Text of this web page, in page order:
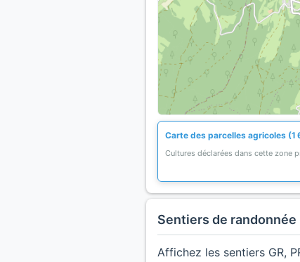
Carte des parcelles agricoles (1
Cultures déclarées dans cette zone
Sentiers de randonnée
Affichez les sentiers GR,